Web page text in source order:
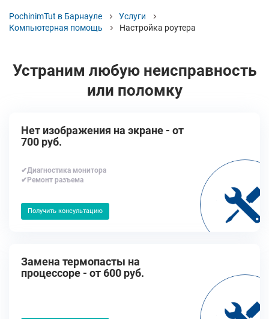
PochinimTut в Барнауле
Услуги
Компьютерная помощь
Настройка роутера
Устраним любую неисправность
или поломку
Нет изображения на экране - от
700 руб.
✔Диагностика монитора
✔Ремонт разъема
Получить консультацию
Замена термопасты на
процессоре - от 600 руб.